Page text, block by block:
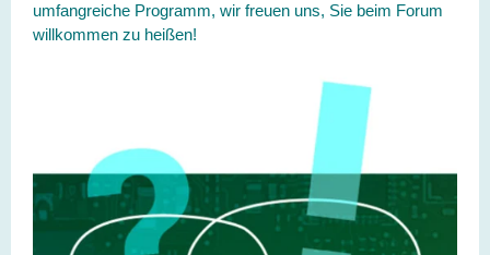
umfangreiche Programm, wir freuen uns, Sie beim Forum
willkommen zu heißen!